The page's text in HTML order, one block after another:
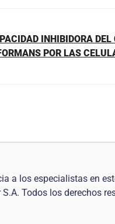
INHIBIDORA DEL
POR LAS
a los especialistas en
Todos los derechos